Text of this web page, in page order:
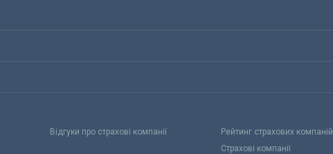
Відгуки про страхові компанії
Рейтинг страхових компаній
Страхові компанії